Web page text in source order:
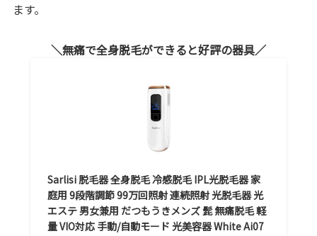
ます。
無痛で全身脱毛ができると好評の器具
Sarlisi 脱毛器 全身脱毛 冷感脱毛 IPL光脱毛器 家
庭用 9段階調節 99万回照射 連続照射 光脱毛器 光
エステ 男女兼用 だつもうきメンズ 髭 無痛脱毛 軽
量 VIO対応 手動/自動モード 光美容器 White Ai07